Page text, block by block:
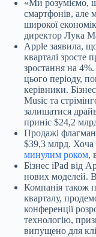
«Ми розуміємо,
смартфонів, але
широкої
директор Лука
Apple заявила,
кварталі зросте
зростання на
цього періоду,
керівники.
Music та
залишатися
приніс $24,2
Продажі
$39,3 млрд. Хоча
минулим роком,
Бізнес iPad від
нових моделей.
Компанія також
кварталу,
конференції
технологію,
випущено для